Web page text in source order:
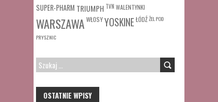
SUPER-PHARM TRIUMPH TVN WALENTYNKI
WARSZAWA WŁOSYYOSKINE ŁÓDŹŻEL POD
PRYSZNIC
SZUKAJ:
OSTATNIE WPISY